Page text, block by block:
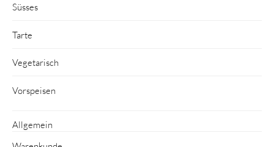
Süsses
Tarte
Vegetarisch
Vorspeisen
Allgemein